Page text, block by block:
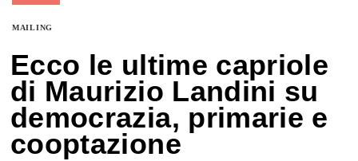
MAILING
Ecco le ultime capriole
di Maurizio Landini su
democrazia, primarie e
cooptazione